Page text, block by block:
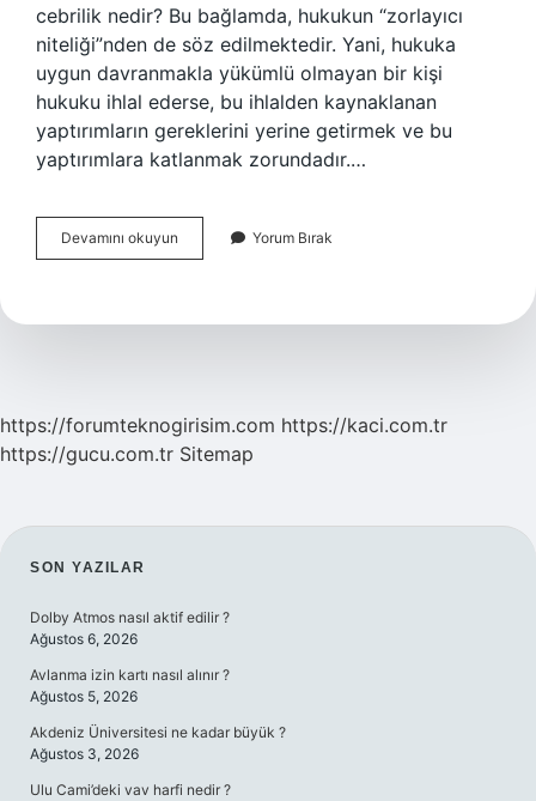
cebrilik nedir? Bu bağlamda, hukukun “zorlayıcı
niteliği”nden de söz edilmektedir. Yani, hukuka
uygun davranmakla yükümlü olmayan bir kişi
hukuku ihlal ederse, bu ihlalden kaynaklanan
yaptırımların gereklerini yerine getirmek ve bu
yaptırımlara katlanmak zorundadır.…
Devamını okuyun
Hukukta
Gelir
Yorum Bırak
https://forumteknogirisim.com https://kaci.com.tr
https://gucu.com.tr Sitemap
SIDEBAR
SON YAZILAR
Dolby Atmos nasıl aktif edilir ?
Ağustos 6, 2026
Avlanma izin kartı nasıl alınır ?
Ağustos 5, 2026
Akdeniz Üniversitesi ne kadar büyük ?
Ağustos 3, 2026
Ulu Cami’deki vav harfi nedir ?